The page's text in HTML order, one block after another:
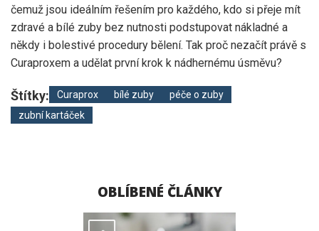
čemuž jsou ideálním řešením pro každého, kdo si přeje mít
zdravé a bílé zuby bez nutnosti podstupovat nákladné a
někdy i bolestivé procedury bělení. Tak proč nezačít právě s
Curaproxem a udělat první krok k nádhernému úsměvu?
Štítky: Curaprox bílé zuby
péče o zuby
zubní kartáček
OBLÍBENÉ ČLÁNKY